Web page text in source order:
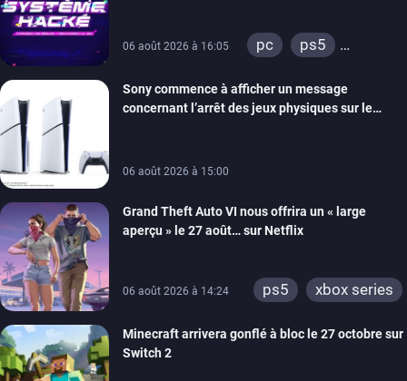
06 août 2026 à 16:05 pc
ps5
switch
ios
android
ps4
Sony commence à afficher un message
concernant l’arrêt des jeux physiques sur le
06 août 2026 à 15:00
Grand Theft Auto VI nous offrira un « large
aperçu » le 27 août… sur Netflix
06 août 2026 à 14:24 ps5 xbox series
Minecraft arrivera gonflé à bloc le 27 octobre sur
Switch 2